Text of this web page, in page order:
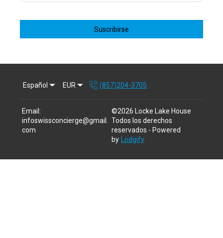
Suscribirse
Español EUR (857)204-3705
Email :
infoswissconcierge@gmail.
com
©2026
Locke Lake House
Todos los derechos
reservados - Powered
by
Lodgify